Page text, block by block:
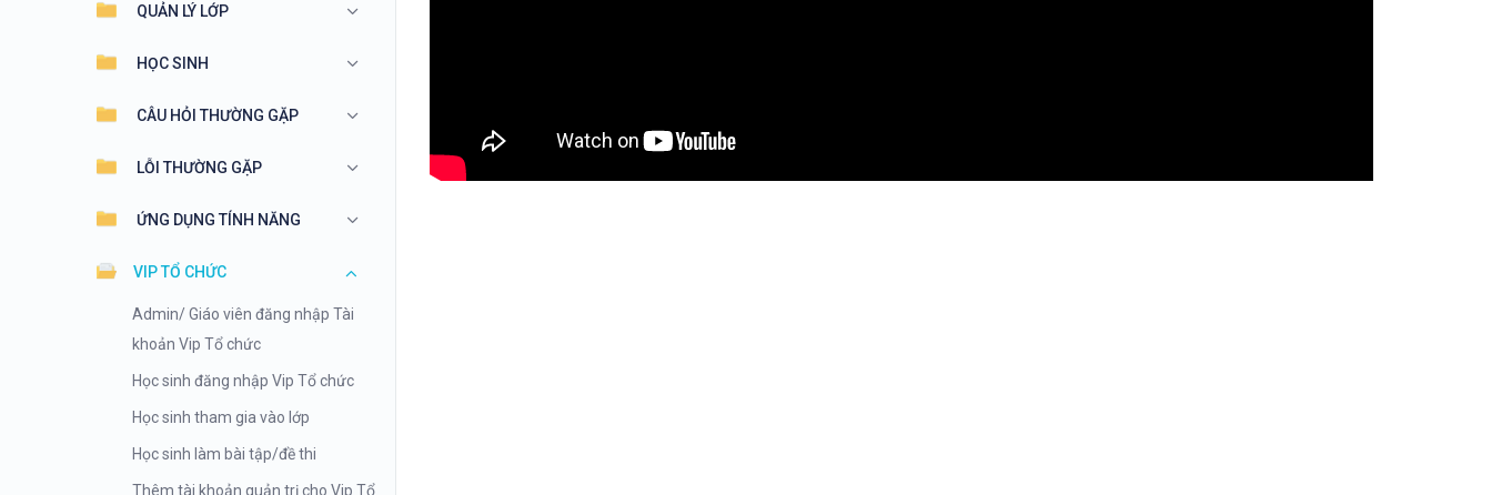
QUẢN LÝ LỚP
HỌC SINH
CÂU HỎI THƯỜNG GẶP
LỖI THƯỜNG GẶP
ỨNG DỤNG TÍNH NĂNG
VIP TỔ CHỨC
Admin/ Giáo viên đăng nhập Tài
khoản Vip Tổ chức
Học sinh đăng nhập Vip Tổ chức
Học sinh tham gia vào lớp
Học sinh làm bài tập/đề thi
Thêm tài khoản quản trị cho Vip Tổ